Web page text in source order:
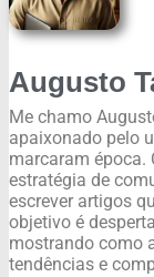
Augusto
Me chamo
apaixonado pelo
marcaram época.
estratégia de
escrever artigos
objetivo é
mostrando como
tendências e